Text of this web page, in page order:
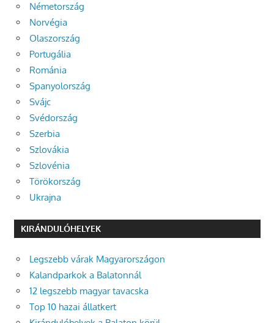
Németország
Norvégia
Olaszország
Portugália
Románia
Spanyolország
Svájc
Svédország
Szerbia
Szlovákia
Szlovénia
Törökország
Ukrajna
KIRÁNDULÓHELYEK
Legszebb várak Magyarországon
Kalandparkok a Balatonnál
12 legszebb magyar tavacska
Top 10 hazai állatkert